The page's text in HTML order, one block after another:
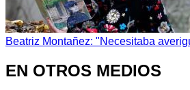
Beatriz Montañez: "Necesitaba
EN OTROS MEDIOS